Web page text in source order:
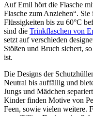
Auf Emil hört die Flasche
Flasche zum Anziehen“.
Flüssigkeiten bis zu 60°C
sind die Trinkflaschen von
setzt auf verschieden
Stößen und Bruch sichert,
ist.
Die Designs der
Neutral bis auffällig und
Jungs und Mädchen
Kinder finden Motive von
Feen, sowie vielen weitere.